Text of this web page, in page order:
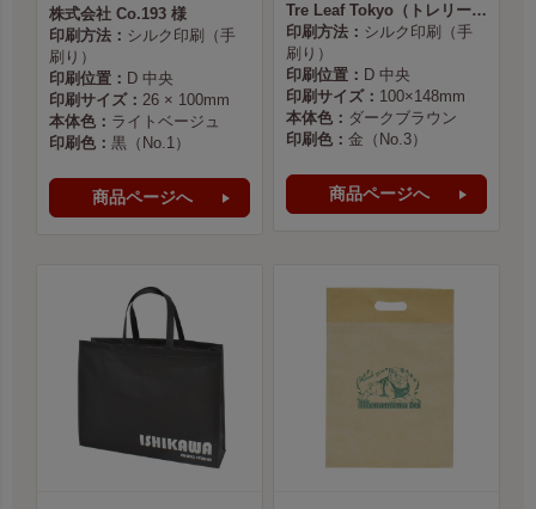
株式会社 Co.193 様
印刷方法： シルク印刷（手
刷り）
印刷位置： D 中央
印刷サイズ： 26 × 100mm
本体色： ライトベージュ
印刷色： 黒（No.1）
商品ページへ
Tre Leaf Tokyo（トレリーフ東京） 様
印刷方法： シルク印刷（手
刷り）
印刷位置： D 中央
印刷サイズ： 100×148mm
本体色： ダークブラウン
印刷色： 金（No.3）
商品ページへ